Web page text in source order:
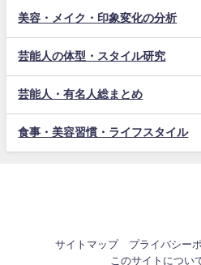
美容・メイク・印象変化の分析
芸能人の体型・スタイル研究
芸能人・有名人総まとめ
食事・美容習慣・ライフスタイル
サイトマップ プライバシー
このサイトについ